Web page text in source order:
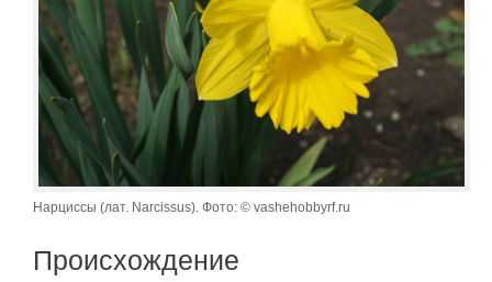
Нарциссы (лат. Narcissus). Фото: © vashehobbyrf.ru
Происхождение